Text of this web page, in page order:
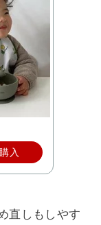
入
直しもしやす